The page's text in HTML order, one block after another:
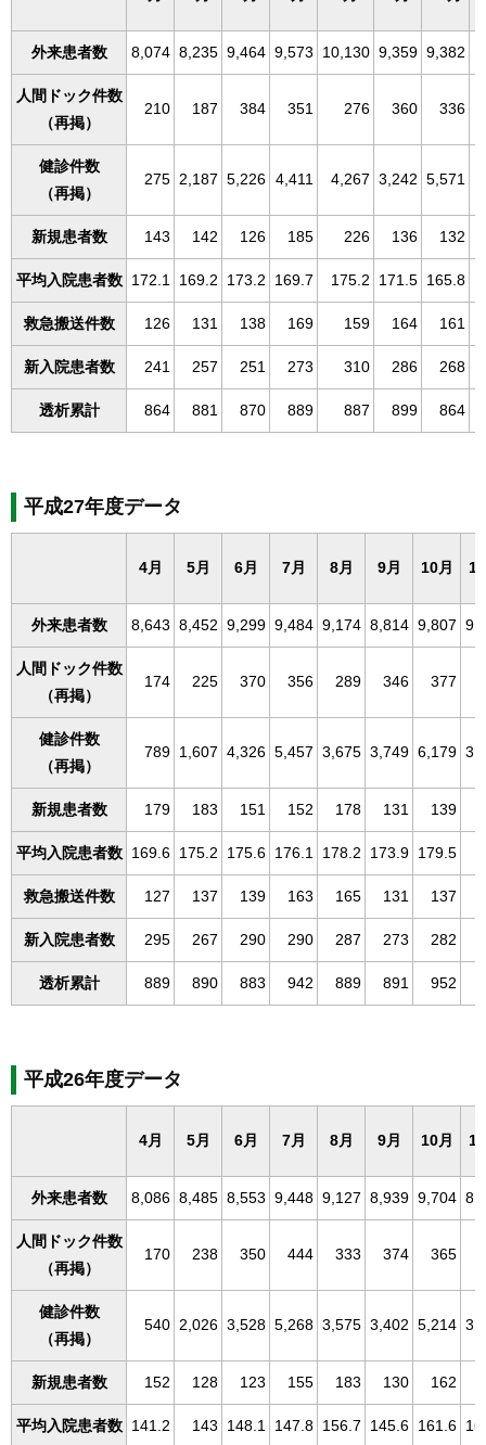
外来患者数 8,074 8,235 9,464 9,573 10,130 9,359 9,382
人間ドック件数
（再掲）
210 187 384 351 276 360 336
健診件数
（再掲）
275 2,187 5,226 4,411 4,267 3,242 5,571
新規患者数 143 142 126 185 226 136 132
平均入院患者数 172.1 169.2 173.2 169.7 175.2 171.5 165.8
救急搬送件数 126 131 138 169 159 164 161
新入院患者数 241 257 251 273 310 286 268
透析累計 864 881 870 889 887 899 864
平成27年度データ
4月 5月 6月 7月 8月 9月 10月
外来患者数 8,643 8,452 9,299 9,484 9,174 8,814 9,807
人間ドック件数
（再掲）
174 225 370 356 289 346 377
健診件数
（再掲）
789 1,607 4,326 5,457 3,675 3,749 6,179
新規患者数 179 183 151 152 178 131 139
平均入院患者数 169.6 175.2 175.6 176.1 178.2 173.9 179.5
救急搬送件数 127 137 139 163 165 131 137
新入院患者数 295 267 290 290 287 273 282
透析累計 889 890 883 942 889 891 952
平成26年度データ
4月 5月 6月 7月 8月 9月 10月
外来患者数 8,086 8,485 8,553 9,448 9,127 8,939 9,704
人間ドック件数
（再掲）
170 238 350 444 333 374 365
健診件数
（再掲）
540 2,026 3,528 5,268 3,575 3,402 5,214
新規患者数 152 128 123 155 183 130 162
平均入院患者数 141.2 143 148.1 147.8 156.7 145.6 161.6